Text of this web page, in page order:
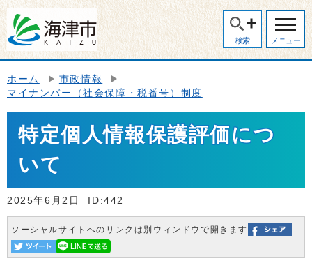
検索 メニュー
ホーム
市政情報
マイナンバー（社会保障・税番号）制度
特定個人情報保護評価につ
いて
2025年6月2日 ID:442
ソーシャルサイトへのリンクは別ウィンドウで開きます